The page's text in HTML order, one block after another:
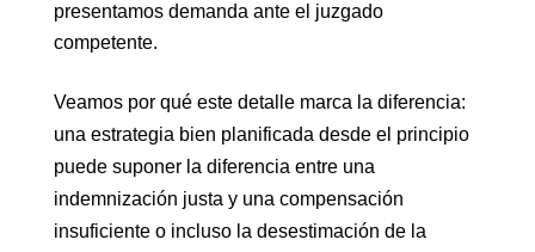
presentamos demanda ante el juzgado
competente.
Veamos por qué este detalle marca la diferencia:
una estrategia bien planificada desde el principio
puede suponer la diferencia entre una
indemnización justa y una compensación
insuficiente o incluso la desestimación de la